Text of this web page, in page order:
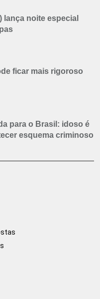
lança noite especial
ficar mais rigoroso
para o Brasil: idoso é
esquema criminoso